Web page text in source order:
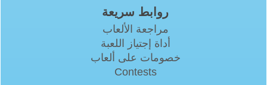
روابط سريعة
مراجعة الألعاب
أداة إجتياز اللعبة
خصومات على ألعاب
Contests